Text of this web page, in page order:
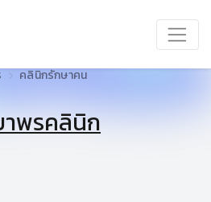
คลินิกรักษาคน
พรคลินิก